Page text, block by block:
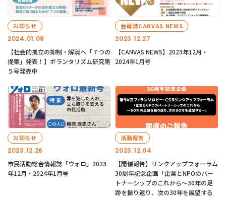
2024.01.08
お知らせ
【社会的孤立の抑制・解消へ「７つの
提案」発表！】ボランタリズム研究第
５号発売中
2023.12.27
会報誌CANVAS NEWS
【CANVAS NEWS】2023年12月・
2024年1月号
2023.12.26
お知らせ
市民活動総合情報誌「ウォロ」2023
年12月・2024年1月号
2023.12.04
活動報告
【開催報告】リンクアップフォーラム
30周年記念企画「企業とNPOのパー
トナーシップのこれから～30年の足
跡を振り返り、次の30年を展望する